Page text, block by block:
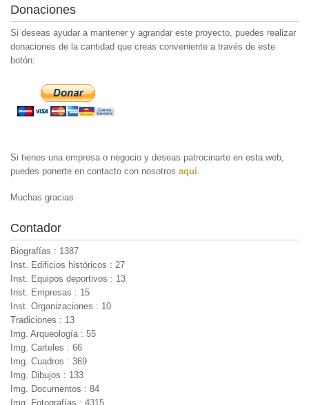
Donaciones
Si deseas ayudar a mantener y agrandar este proyecto, puedes realizar
donaciones de la cantidad que creas conveniente a través de este
botón:
Si tienes una empresa o negocio y deseas patrocinarte en esta web,
puedes ponerte en contacto con nosotros aquí
Muchas gracias
Contador
Biografías : 1387
Inst. Edificios históricos : 27
Inst. Equipos deportivos : 13
Inst. Empresas : 15
Inst. Organizaciones : 10
Tradiciones : 13
Img. Arqueología : 55
Img. Carteles : 66
Img. Cuadros : 369
Img. Dibujos : 133
Img. Documentos : 84
Img. Fotografías : 4315